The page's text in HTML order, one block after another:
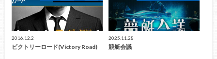
2016.12.2
ビクトリーロード(Victory Road)
2025.11.28
競艇会議